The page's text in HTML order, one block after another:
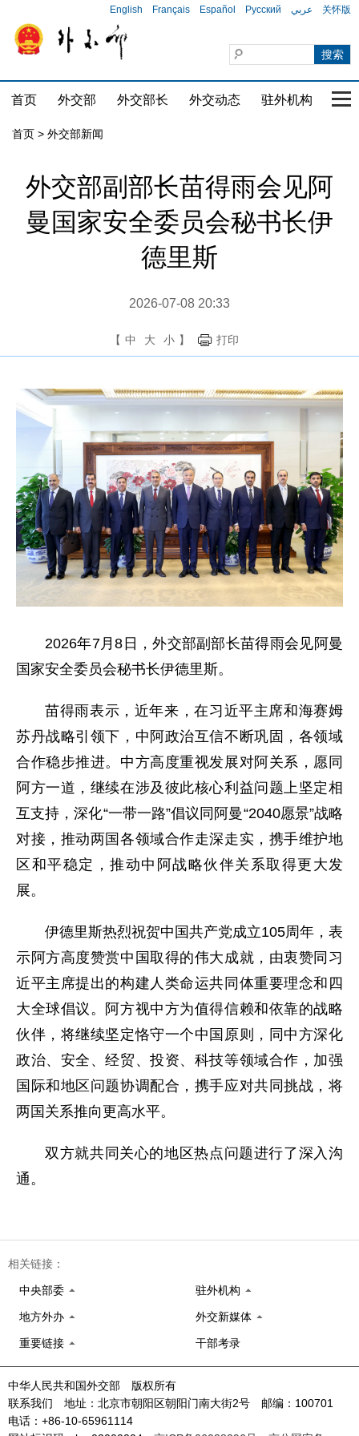
English Français Español Русский عربي 关怀版
首页 外交部 外交部长 外交动态 驻外机构 国
首页 > 外交部新闻
外交部副部长苗得雨会见阿
曼国家安全委员会秘书长伊
德里斯
2026-07-08 20:33
【 中 大 小 】 打印
2026年7月8日，外交部副部长苗得雨会见阿曼
国家安全委员会秘书长伊德里斯。
苗得雨表示，近年来，在习近平主席和海赛姆
苏丹战略引领下，中阿政治互信不断巩固，各领域
合作稳步推进。中方高度重视发展对阿关系，愿同
阿方一道，继续在涉及彼此核心利益问题上坚定相
互支持，深化“一带一路”倡议同阿曼“2040愿景”战略
对接，推动两国各领域合作走深走实，携手维护地
区和平稳定，推动中阿战略伙伴关系取得更大发
展。
伊德里斯热烈祝贺中国共产党成立105周年，表
示阿方高度赞赏中国取得的伟大成就，由衷赞同习
近平主席提出的构建人类命运共同体重要理念和四
大全球倡议。阿方视中方为值得信赖和依靠的战略
伙伴，将继续坚定恪守一个中国原则，同中方深化
政治、安全、经贸、投资、科技等领域合作，加强
国际和地区问题协调配合，携手应对共同挑战，将
两国关系推向更高水平。
双方就共同关心的地区热点问题进行了深入沟
通。
相关链接：
中央部委 驻外机构
地方外办 外交新媒体
重要链接 干部考录
中华人民共和国外交部 版权所有
联系我们 地址：北京市朝阳区朝阳门南大街2号 邮编：100701
电话：+86-10-65961114